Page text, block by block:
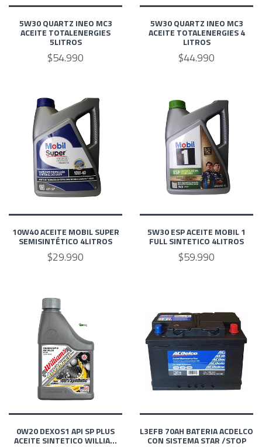
5W30 QUARTZ INEO MC3
ACEITE TOTALENERGIES
5LITROS
$54.990
5W30 QUARTZ INEO MC3
ACEITE TOTALENERGIES 4
LITROS
$44.990
10W40 ACEITE MOBIL SUPER
SEMISINTÉTICO 4LITROS
$29.990
5W30 ESP ACEITE MOBIL 1
FULL SINTETICO 4LITROS
$59.990
0W20 DEXOS1 API SP PLUS
ACEITE SINTETICO WILLIA...
L3EFB 70AH BATERIA ACDELCO
CON SISTEMA STAR /STOP